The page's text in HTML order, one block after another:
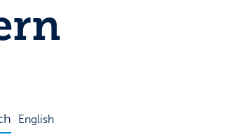
English